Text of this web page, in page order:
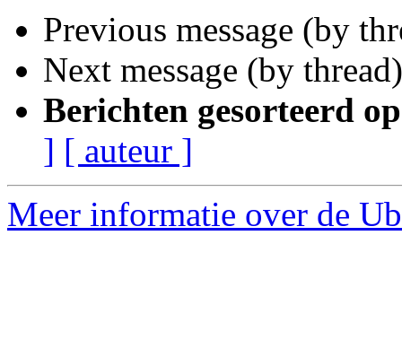
Previous message (by
Next message (by
Berichten gesorteerd
] [ auteur ]
Meer informatie over de